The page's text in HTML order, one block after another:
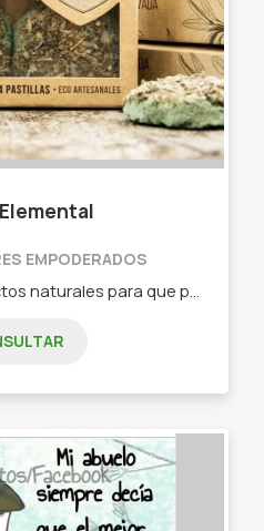
EMPODERADOS